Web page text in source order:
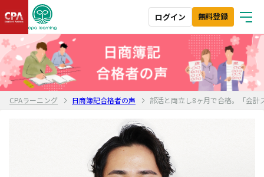
ログイン 無料登録
CPAラーニング 日商簿記合格者の声 部活と両立し8ヶ月で合格。「会